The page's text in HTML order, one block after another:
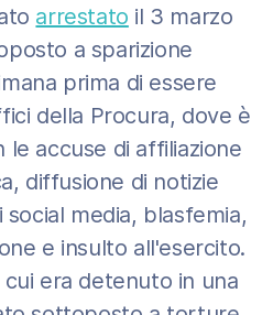
arrestato il 3 marzo
a sparizione
prima di essere
della Procura, dove è
accuse di affiliazione
diffusione di notizie
media, blasfemia,
e insulto all'esercito.
era detenuto in una